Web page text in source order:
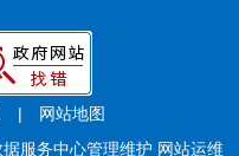
|
网站地图
服务中心管理维护 网站运维